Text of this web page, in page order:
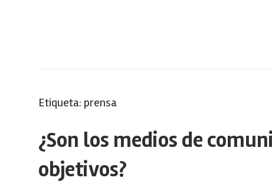
Etiqueta: prensa
¿Son los medios de
objetivos?